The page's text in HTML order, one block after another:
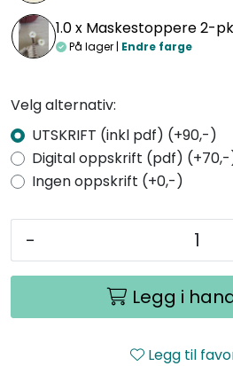
1.0 x Maskestoppere 2-
På lager | Endre farge
Velg alternativ:
UTSKRIFT (inkl pdf) (+90,-)
Digital oppskrift (pdf)
Ingen oppskrift (+0,-)
-
Legg i
Legg til